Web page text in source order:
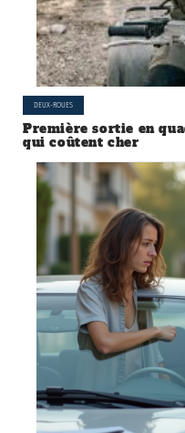
DEUX-ROUES
Première sortie en
qui coûtent cher